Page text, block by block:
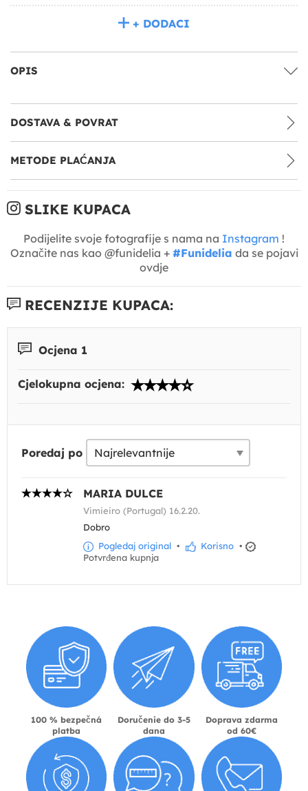
+ DODACI
OPIS
DOSTAVA & POVRAT
METODE PLAĆANJA
SLIKE KUPACA
Podijelite svoje fotografije s nama na Instagram !
Označite nas kao @funidelia + #Funidelia da se pojavi
ovdje
RECENZIJE KUPACA:
Ocjena 1
Cjelokupna ocjena:
Poredaj po
MARIA DULCE
Vimieiro (Portugal) 16.2.20.
Dobro
Pogledaj original • Korisno •
Potvrđena kupnja
100 % bezpečná
platba
Doručenie do 3-5
dana
Doprava zdarma
od 60€